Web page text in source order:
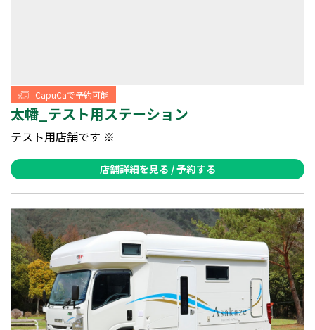
CapuCaで予約可能
太幡_テスト用ステーション
テスト用店舗です ※
店舗詳細を見る / 予約する